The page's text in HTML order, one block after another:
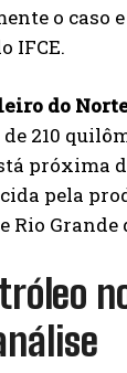
o caso
IFCE.
do
210
próxima
pela
Rio Grande